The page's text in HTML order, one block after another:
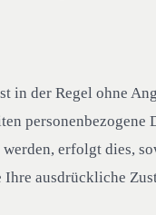
in der Regel ohne
erfolgt dies,
Ihre ausdrückliche